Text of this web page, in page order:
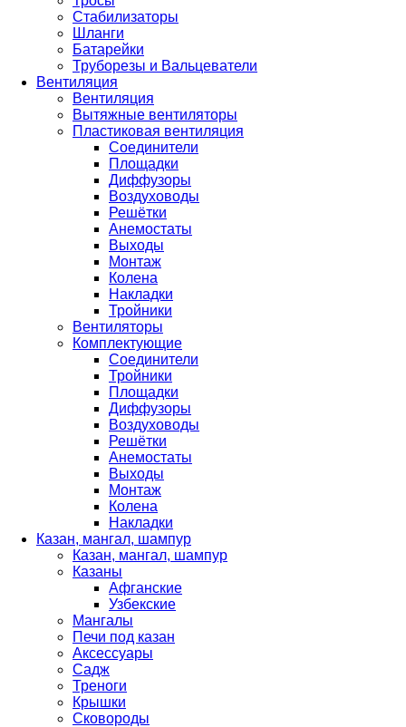
Стабилизаторы
Шланги
Батарейки
Труборезы и Вальцеватели
Вентиляция
Вентиляция
Вытяжные вентиляторы
Пластиковая вентиляция
Соединители
Площадки
Диффузоры
Воздуховоды
Решётки
Анемостаты
Выходы
Монтаж
Колена
Накладки
Тройники
Вентиляторы
Комплектующие
Соединители
Тройники
Площадки
Диффузоры
Воздуховоды
Решётки
Анемостаты
Выходы
Монтаж
Колена
Накладки
Казан, мангал, шампур
Казан, мангал, шампур
Казаны
Афганские
Узбекские
Мангалы
Печи под казан
Аксессуары
Садж
Треноги
Крышки
Сковороды